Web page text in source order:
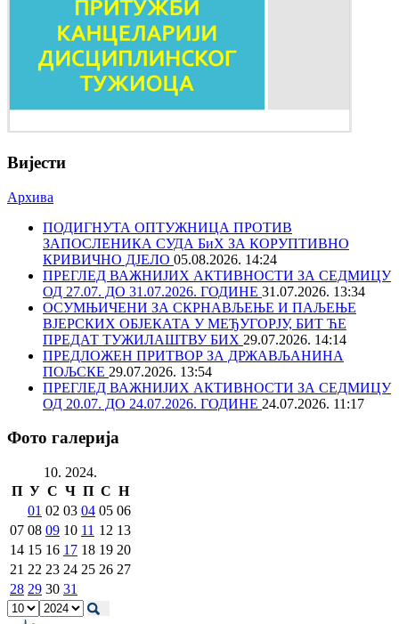
Вијести
Архива
ПОДИГНУТА ОПТУЖНИЦА ПРОТИВ
ЗАПОСЛЕНИКА СУДА БиХ ЗА КОРУПТИВНО
КРИВИЧНО ДЈЕЛО 05.08.2026. 14:24
ПРЕГЛЕД ВАЖНИЈИХ АКТИВНОСТИ ЗА СЕДМИЦУ
ОД 27.07. ДО 31.07.2026. ГОДИНЕ 31.07.2026. 13:34
ОСУМЊИЧЕНИ ЗА СКРНАВЉЕЊЕ И ПАЉЕЊЕ
ВЈЕРСКИХ ОБЈЕКАТА У МЕЂУГОРЈУ, БИТ ЋЕ
ПРЕДАТ ТУЖИЛАШТВУ БИХ 29.07.2026. 14:14
ПРЕДЛОЖЕН ПРИТВОР ЗА ДРЖАВЉАНИНА
ПОЉСКЕ 29.07.2026. 13:54
ПРЕГЛЕД ВАЖНИЈИХ АКТИВНОСТИ ЗА СЕДМИЦУ
ОД 20.07. ДО 24.07.2026. ГОДИНЕ 24.07.2026. 11:17
Фото галерија
10. 2024.
П У С Ч П С Н
01 02 03 04 05 06
07 08 09 10 11 12 13
14 15 16 17 18 19 20
21 22 23 24 25 26 27
28 29 30 31